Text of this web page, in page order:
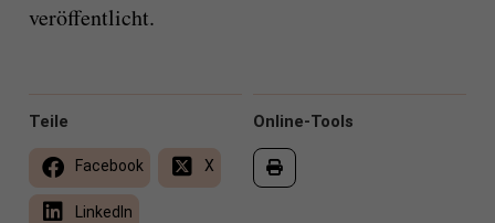
veröffentlicht.
Online-Tools
Teile
Facebook X
LinkedIn